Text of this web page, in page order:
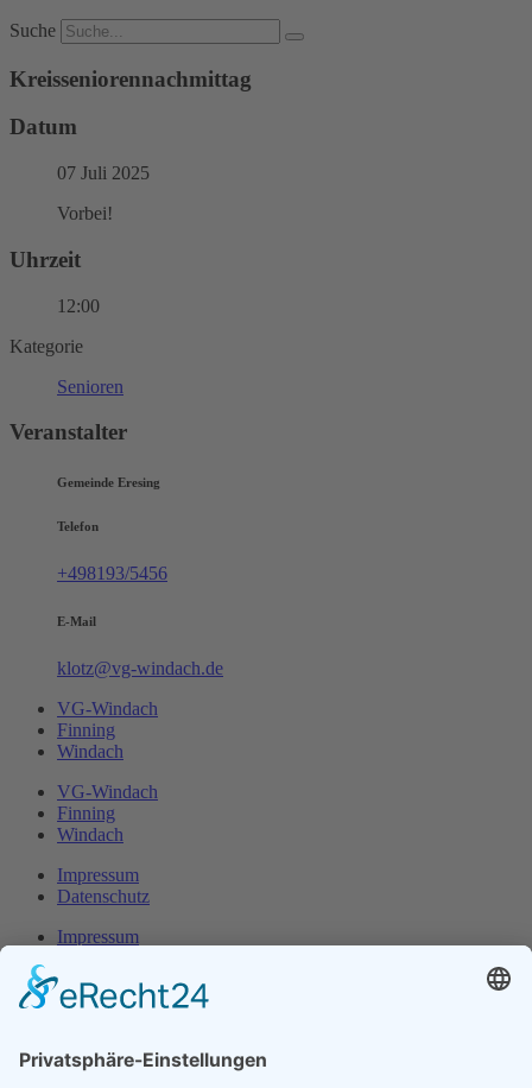
Suche
Kreisseniorennachmittag
Datum
07 Juli 2025
Vorbei!
Uhrzeit
12:00
Kategorie
Senioren
Veranstalter
Gemeinde Eresing
Telefon
+498193/5456
E-Mail
klotz@vg-windach.de
VG-Windach
Finning
Windach
VG-Windach
Finning
Windach
Impressum
Datenschutz
Impressum
Erster Bürgermeister Eresing